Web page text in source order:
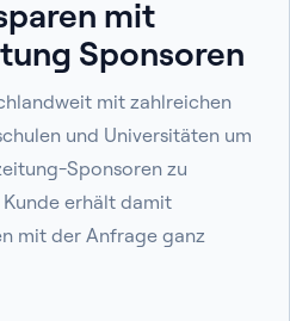
mit
Sponsoren
mit zahlreichen
und Universitäten um
Sponsoren zu
erhält damit
mit der Anfrage ganz